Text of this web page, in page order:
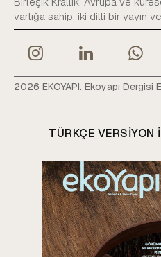
varlığa sahip, iki dilli bir yayın
2026 EKOYAPI. Ekoyapı Dergisi
TÜRKÇE VERSIYON